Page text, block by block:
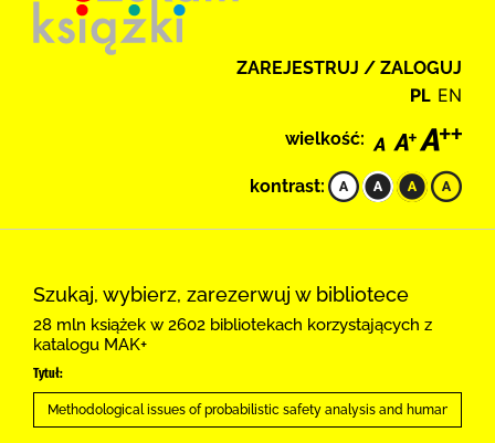
ZAREJESTRUJ / ZALOGUJ
PL EN
wielkość:
kontrast:
Szukaj, wybierz, zarezerwuj w bibliotece
28 mln książek w 2602 bibliotekach korzystających z
katalogu MAK+
Tytuł: